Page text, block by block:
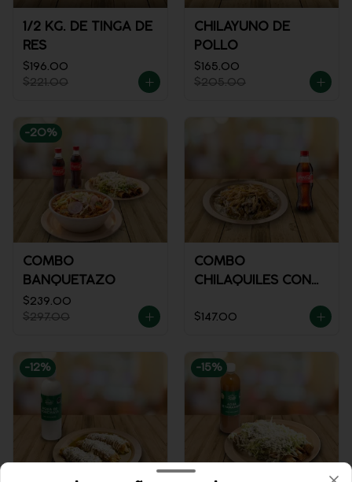
1/2 KG. DE TINGA DE
RES
$196.00
$221.00
CHILAYUNO DE
POLLO
$165.00
$205.00
-20%
COMBO
BANQUETAZO
$239.00
$297.00
COMBO
CHILAQUILES CON
$147.00
-12% -15%